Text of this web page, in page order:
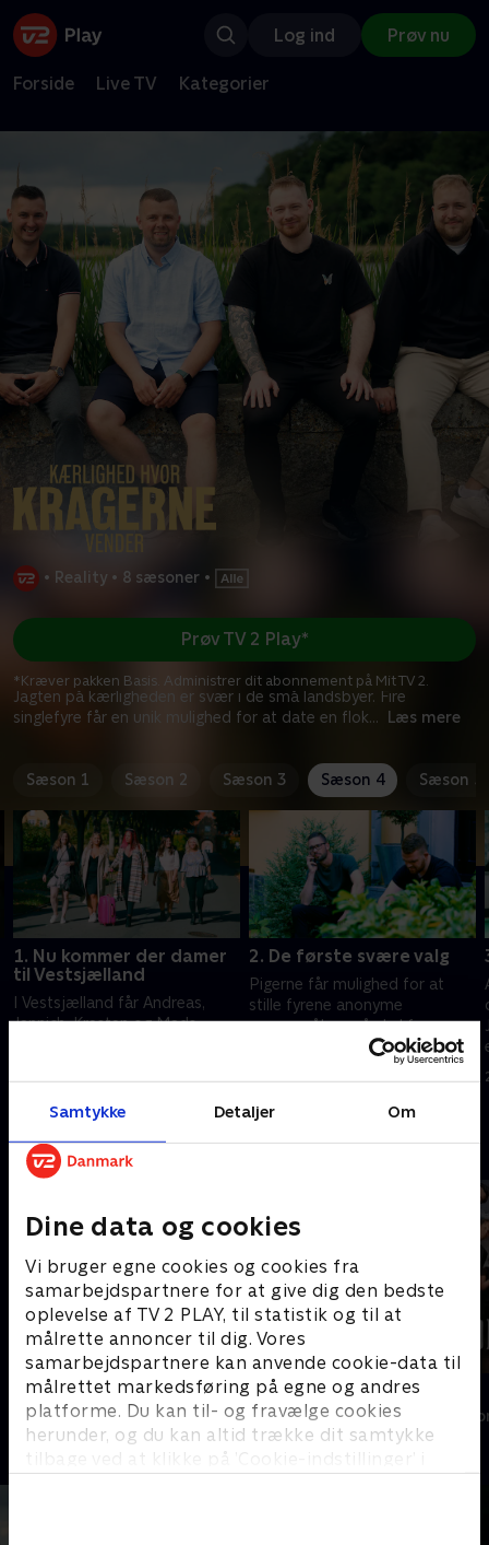
Samtykke Detaljer Om
Dine data og cookies
Vi bruger egne cookies og cookies fra
samarbejdspartnere for at give dig den bedste
oplevelse af TV 2 PLAY, til statistik og til at
målrette annoncer til dig. Vores
samarbejdspartnere kan anvende cookie-data til
målrettet markedsføring på egne og andres
platforme. Du kan til- og fravælge cookies
herunder, og du kan altid trække dit samtykke
tilbage ved at klikke på ’Cookie-indstillinger’ i
Log ind Prøv nu
Forside Live TV Kategorier
• Reality • 8 sæsoner •
Jagten på kærligheden er svær i de små landsbyer. Fire
singlefyre får en unik mulighed for at date en flok... Læs mere
Prøv TV 2 Play*
*Kræver pakken Basis. Administrer dit abonnement på Mit TV 2.
Sæson 1 Sæson 2 Sæson 3 Sæson 4 Sæson 5
1. Nu kommer der damer
til Vestsjælland
I Vestsjælland får Andreas,
Jannich, Kresten og Mads
kærlighed opstå på bare tre
minutter?
2. De første svære valg
Pigerne får mulighed for at
stille fyrene anonyme
spørgsmål, og så skal fyrene
tage den første svære
beslutning og invitere udvalgte
piger med videre på date.
Andre så også
Landmand søger kærlighed
Reality • 13 sæsoner
Forræder
Reality • 4